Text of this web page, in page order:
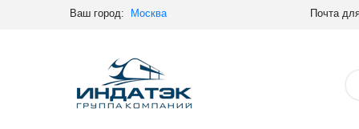
Ваш город: Москва Почта